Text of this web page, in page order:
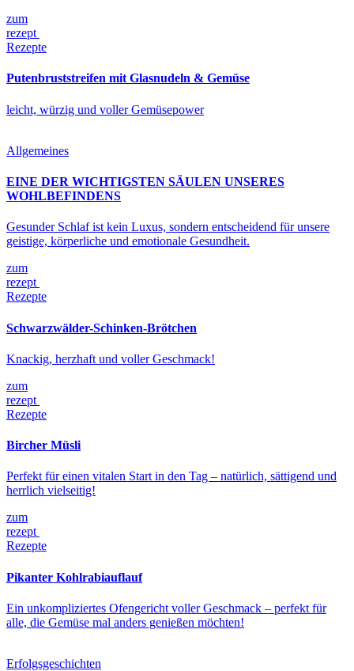
zum
rezept
Rezepte
Putenbruststreifen mit Glasnudeln & Gemüse
leicht, würzig und voller Gemüsepower
Allgemeines
EINE DER WICHTIGSTEN SÄULEN UNSERES
WOHLBEFINDENS
Gesunder Schlaf ist kein Luxus, sondern entscheidend für unsere
geistige, körperliche und emotionale Gesundheit.
zum
rezept
Rezepte
Schwarzwälder-Schinken-Brötchen
Knackig, herzhaft und voller Geschmack!
zum
rezept
Rezepte
Bircher Müsli
Perfekt für einen vitalen Start in den Tag – natürlich, sättigend und
herrlich vielseitig!
zum
rezept
Rezepte
Pikanter Kohlrabiauflauf
Ein unkompliziertes Ofengericht voller Geschmack – perfekt für
alle, die Gemüse mal anders genießen möchten!
Erfolgsgeschichten